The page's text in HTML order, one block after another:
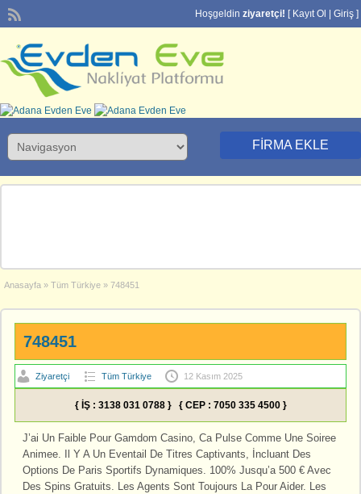
Hoşgeldin ziyaretçi! [ Kayıt Ol Giriş ]
FIRMA EKLE
Anasayfa » Tüm Türkiye » 748451
748451
Ziyaretçi Tüm Türkiye 12 Kasım 2025
{ İŞ : 3138 031 0788 } { CEP : 7050 335 4500 }
J’ai Un Faible Pour Gamdom Casino, Ca Pulse Comme Une Soiree
Animee. Il Y A Un Eventail De Titres Captivants, İncluant Des
Options De Paris Sportifs Dynamiques. 100% Jusqu’a 500 € Avec
Des Spins Gratuits. Les Agents Sont Toujours La Pour Aider. Les